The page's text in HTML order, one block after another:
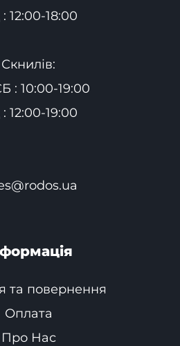
12:00-18:00
Скнилів:
: 10:00-19:00
12:00-19:00
та повернення
Оплата
Про Нас